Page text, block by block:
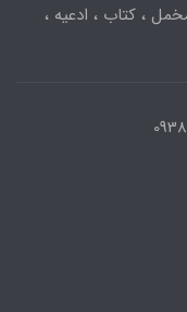
، کتاب ، ادعیه ،